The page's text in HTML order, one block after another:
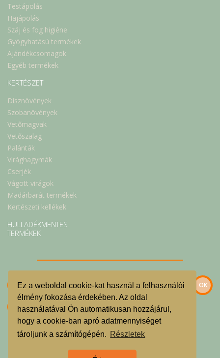
Ez a weboldal cookie-kat használ a felhasználói
élmény fokozása érdekében. Az oldal
használatával Ön automatikusan hozzájárul,
hogy a cookie-ban apró adatmennyiséget
tároljunk a számítógépén. Részletek
Testápolás
Hajápolás
Száj és fog higiéne
Gyógyhatású termékek
Ajándékcsomagok
Egyéb termékek
KERTÉSZET
Dísznövények
Szobanövények
Vetőmagvak
Vetőszalag
Palánták
Virághagymák
Cserjék
Vágott virágok
Madárbarát termékek
Kertészeti kellékek
HULLADÉKMENTES
TERMÉKEK
Szeretnék feliratkozni a hírlevélre.
© Velencei-tavi Kosárközösség 2022.